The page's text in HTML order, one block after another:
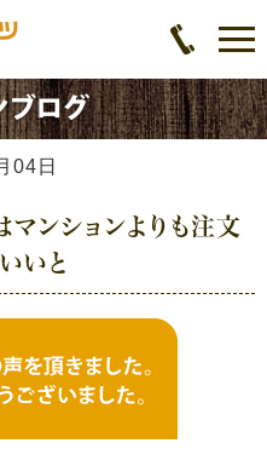
04日
マンションよりも注文
いと